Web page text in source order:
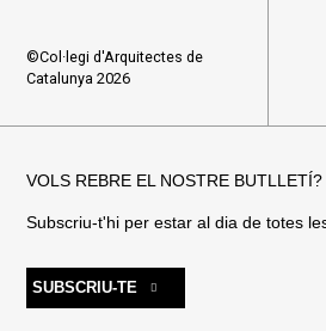
©Col·legi d'Arquitectes de
Catalunya 2026
VOLS REBRE EL NOSTRE BUTLLETÍ?
Subscriu-t'hi per estar al dia de totes
SUBSCRIU-TE